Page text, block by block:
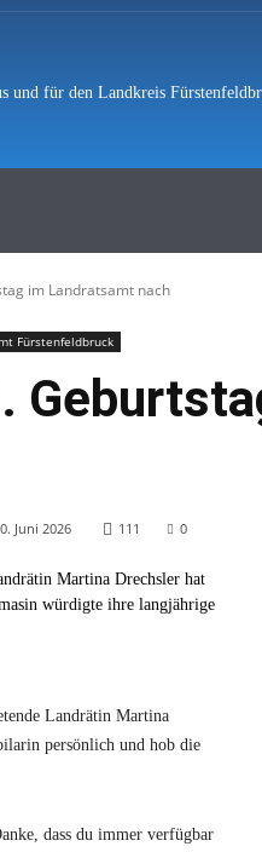
und für den Landkreis
im Landratsamt nach
Fürstenfeldbruck
Juni 2026 111 0
Landrätin Martina
persönlich und hob die
dass du immer verfügbar